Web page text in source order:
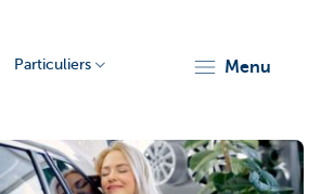
Particuliers menu